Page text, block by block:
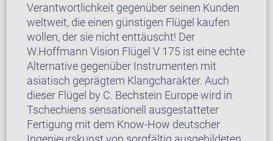
Verantwortlichkeit gegenüber seinen Kunden
weltweit, die einen günstigen Flügel kaufen
wollen, der sie nicht enttäuscht! Der
W.Hoffmann Vision Flügel V 175 ist eine echte
Alternative gegenüber Instrumenten mit
asiatisch geprägtem Klangcharakter. Auch
dieser Flügel by C. Bechstein Europe wird in
Tschechiens sensationell ausgestatteter
Fertigung mit dem Know-How deutscher